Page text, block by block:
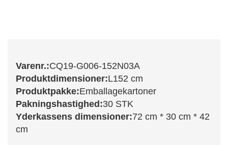
Varenr.:CQ19-G006-152N03A
Produktdimensioner:L152 cm
Produktpakke:Emballagekartoner
Pakningshastighed:30 STK
Yderkassens dimensioner:72 cm * 30 cm * 42
cm